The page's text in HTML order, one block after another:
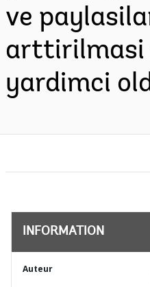
ve
arttirilmasi
yardimci
INFORMATION
Auteur